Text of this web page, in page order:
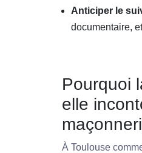
Anticiper le
documentaire,
Pourquoi
elle
À Toulouse